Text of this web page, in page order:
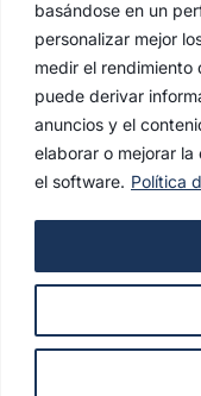
basándose en un
personalizar mejor
medir el rendimiento
puede derivar
anuncios y el
elaborar o mejorar
el software. Política
© 2022